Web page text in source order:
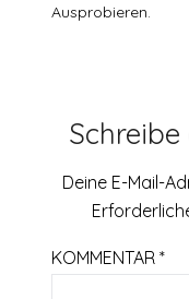
Ausprobieren.
Deine E-Mail-
KOMMENTAR*